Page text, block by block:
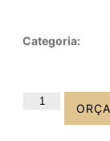
Categoria: